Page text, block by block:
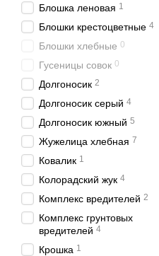
Блошка леновая 1
Блошки крестоцветные 4
Блошки хлебные 0
Гусеницы совок 0
Долгоносик 2
Долгоносик серый 4
Долгоносик южный 5
Жужелица хлебная 7
Ковалик 1
Колорадский жук 4
Комплекс вредителей 2
Комплекс грунтовых
вредителей 4
Крошка 1